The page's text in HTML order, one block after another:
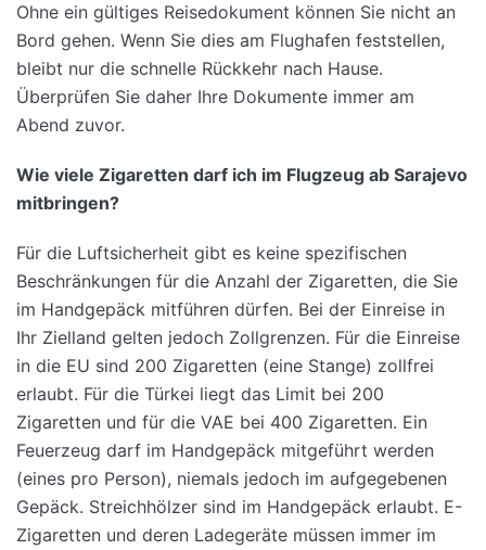
Ohne ein gültiges Reisedokument können Sie nicht an
Bord gehen. Wenn Sie dies am Flughafen feststellen,
bleibt nur die schnelle Rückkehr nach Hause.
Überprüfen Sie daher Ihre Dokumente immer am
Abend zuvor.
Wie viele Zigaretten darf ich im Flugzeug ab Sarajevo
mitbringen?
Für die Luftsicherheit gibt es keine spezifischen
Beschränkungen für die Anzahl der Zigaretten, die Sie
im Handgepäck mitführen dürfen. Bei der Einreise in
Ihr Zielland gelten jedoch Zollgrenzen. Für die Einreise
in die EU sind 200 Zigaretten (eine Stange) zollfrei
erlaubt. Für die Türkei liegt das Limit bei 200
Zigaretten und für die VAE bei 400 Zigaretten. Ein
Feuerzeug darf im Handgepäck mitgeführt werden
(eines pro Person), niemals jedoch im aufgegebenen
Gepäck. Streichhölzer sind im Handgepäck erlaubt. E-
Zigaretten und deren Ladegeräte müssen immer im